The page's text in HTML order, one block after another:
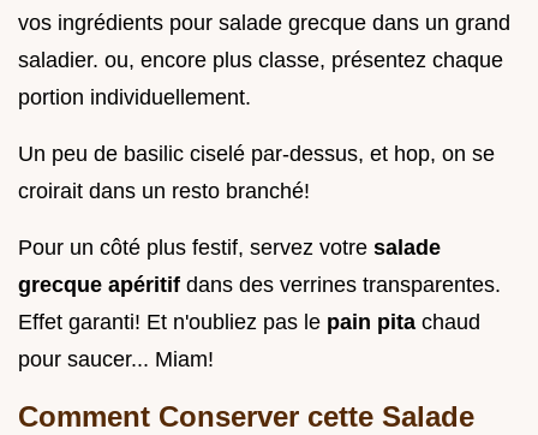
vos ingrédients pour salade grecque dans un grand
saladier. ou, encore plus classe, présentez chaque
portion individuellement.
Un peu de basilic ciselé par-dessus, et hop, on se
croirait dans un resto branché!
Pour un côté plus festif, servez votre salade
grecque apéritif dans des verrines transparentes.
Effet garanti! Et n'oubliez pas le pain pita chaud
pour saucer... Miam!
Comment Conserver cette Salade